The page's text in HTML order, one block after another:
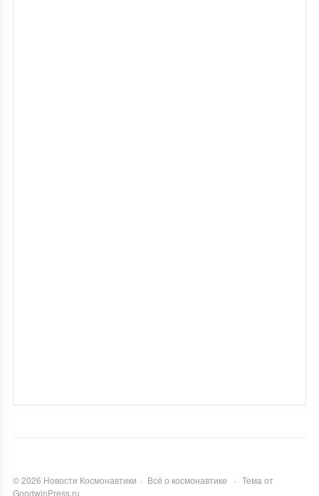
©2026 Новости Космонавтики · Всё о космонавтике · Тема от
GoodwinPress.ru